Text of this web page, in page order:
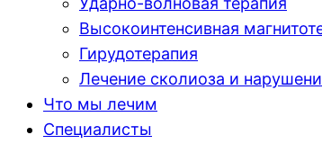
Высокоинтенсивная
Гирудотерапия
Лечение сколиоза и
Что мы лечим
Специалисты